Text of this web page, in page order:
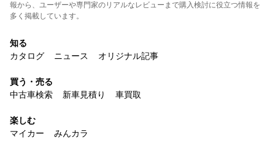
報から、ユーザーや専門家のリアルなレビューまで購入検討に役立つ情報を
多く掲載しています。
知る
カタログ
ニュース オリジナル記事
買う・売る
中古車検索
新車見積り 車買取
楽しむ
マイカー
みんカラ